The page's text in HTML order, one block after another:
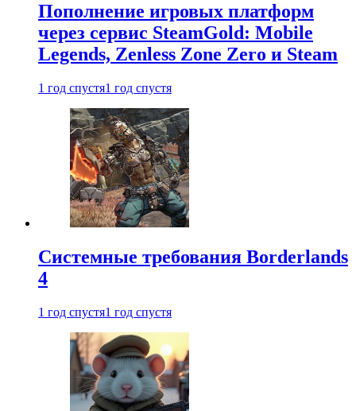
Пополнение игровых платформ
через сервис SteamGold: Mobile
Legends, Zenless Zone Zero и Steam
1 год спустя1 год спустя
Системные требования Borderlands
4
1 год спустя1 год спустя